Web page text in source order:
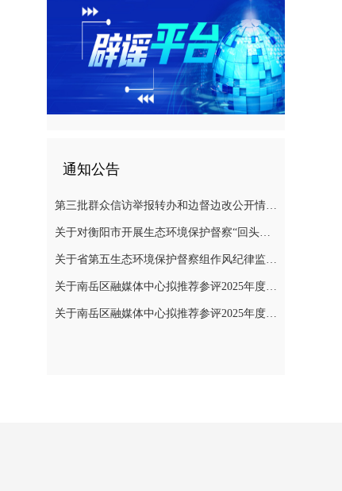
通知公告
第三批群众信访举报转办和边督边改公开情况一览表
关于对衡阳市开展生态环境保护督察“回头看”的公告
关于省第五生态环境保护督察组作风纪律监督举报方式的公告
关于南岳区融媒体中心拟推荐参评2025年度“湖南广播电视奖”县融专项奖评选作品的公示
关于南岳区融媒体中心拟推荐参评2025年度湖南新闻奖作品的公示